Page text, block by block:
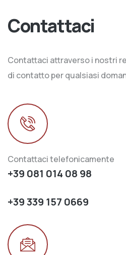
Contattaci
Contattaci attraverso i nostri
di contatto per qualsiasi
Contattaci telefonicamente
+39 081 014 08 98
+39 339 157 0669